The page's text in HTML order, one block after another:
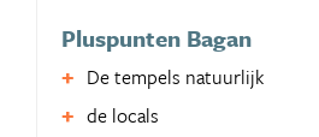
Pluspunten Bagan
De tempels natuurlijk
de locals